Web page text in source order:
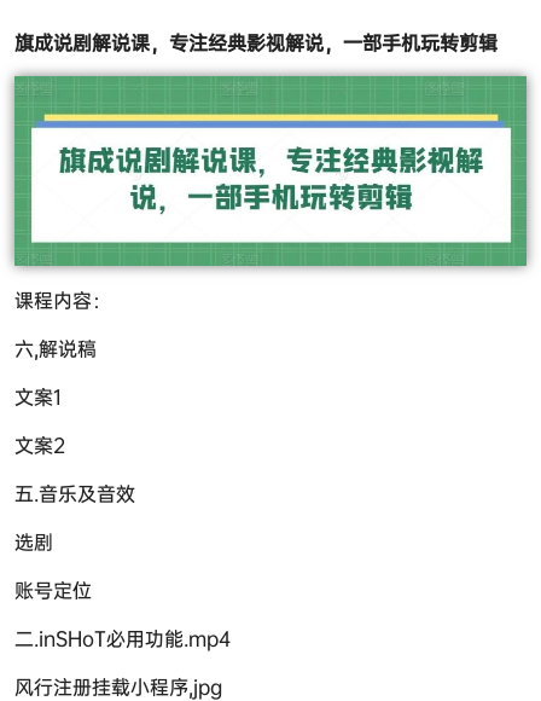
旗成说剧解说课，专注经典影视解说，一部手机玩转剪辑
课程内容：
六,解说稿
文案1
文案2
五.音乐及音效
选剧
账号定位
二.inSHoT必用功能.mp4
风行注册挂载小程序,jpg